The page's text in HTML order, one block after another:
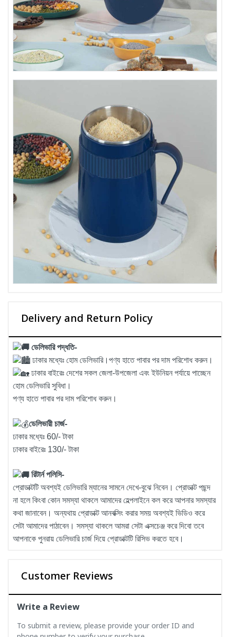
Delivery and Return Policy
ডেলিভারি পদ্ধতি-
ঢাকার মধ্যেঃ হোম ডেলিভারি।পণ্য হাতে পাবার পর দাম পরিশোধ করুন।
ঢাকার বাইরেঃ দেশের সকল জেলা-উপজেলা এবং ইউনিয়ন পর্যায়ে পাচ্ছেন
হোম ডেলিভারি সুবিধা।
পণ্য হাতে পাবার পর দাম পরিশোধ করুন।
ডেলিভারী চার্জ-
ঢাকার মধ্যেঃ 60/- টাকা
ঢাকার বাইরেঃ 130/- টাকা
রিটার্ন পলিসি-
প্রোডাক্টটি অবশ্যই ডেলিভারি ম্যানের সামনে দেখে-বুঝে নিবেন। প্রোডাক্ট পছন্দ
না হলে কিংবা কোন সমস্যা থাকলে আমাদের হেল্পলাইনে কল করে আপনার সমস্যার
কথা জানাবেন। অন্যথায় প্রোডাক্ট আনবক্সিং করার সময় অবশ্যই ভিডিও করে
সেটা আমাদের পাঠাবেন। সমস্যা থাকলে আমরা সেটা এক্সচেঞ্জ করে দিবো তবে
আপনাকে পুনরায় ডেলিভারি চার্জ দিয়ে প্রোডাক্টটি রিসিভ করতে হবে।
Customer Reviews
Write a Review
To submit a review, please provide your order ID and